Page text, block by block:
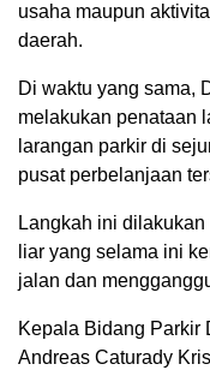
usaha maupun
daerah.
Di waktu yang sama,
melakukan penataan
larangan parkir di
pusat perbelanjaan
Langkah ini
liar yang selama ini
jalan dan
Kepala Bidang Parkir
Andreas Caturady